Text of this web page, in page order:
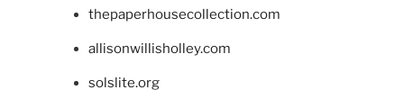
thepaperhousecollection.com
allisonwillisholley.com
solslite.org